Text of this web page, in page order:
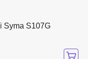
Syma S107G